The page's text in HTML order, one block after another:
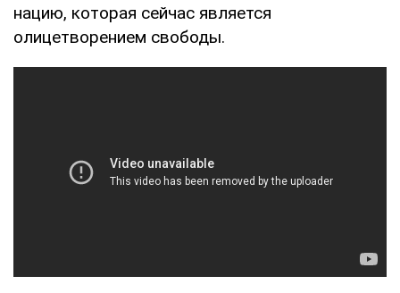
нацию, которая сейчас является
олицетворением свободы.